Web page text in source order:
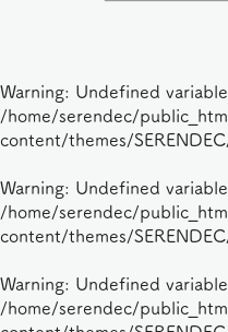
Warning: Undefined
/home/serendec/
content/themes/
Warning: Undefined
/home/serendec/
content/themes/
Warning: Undefined
/home/serendec/